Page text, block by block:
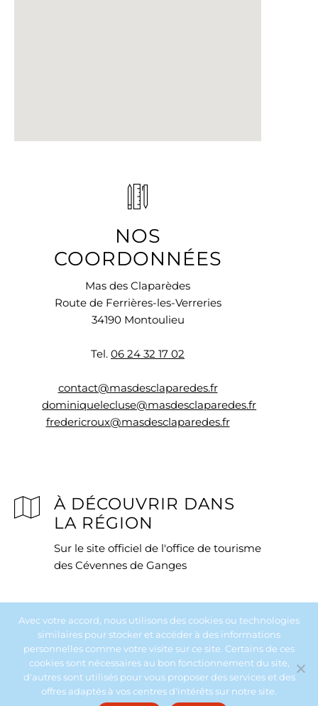
NOS
COORDONNÉES
Mas des Claparèdes
Route de Ferrières-les-Verreries
34190 Montoulieu
Tel. 06 24 32 17 02
contact@masdesclaparedes.fr
dominiquelecluse@masdesclaparedes.fr
fredericroux@masdesclaparedes.fr
À DÉCOUVRIR DANS
LA RÉGION
Sur le site officiel de l'office de tourisme
des Cévennes de Ganges
Avec votre accord, nous utilisons des cookies ou technologies
similaires pour stocker et accéder à des informations
personnelles comme votre visite sur ce site. Certains de ces
cookies sont nécessaires au bon fonctionnement du site,
d'autres sont utilisés pour vous proposer des services et des
offres adaptés à vos centres d'intérêts sur notre site.